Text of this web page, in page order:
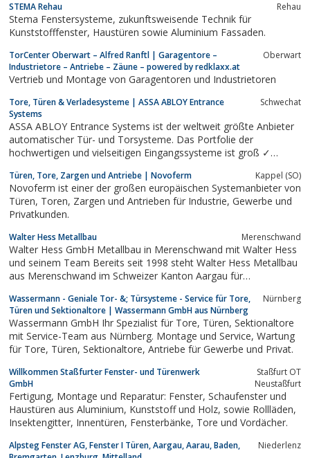
STEMA Rehau Rehau
Stema Fenstersysteme, zukunftsweisende Technik für
Kunststofffenster, Haustüren sowie Aluminium Fassaden.
TorCenter Oberwart – Alfred Ranftl | Garagentore –
Industrietore – Antriebe – Zäune – powered by redklaxx.at
Oberwart
Vertrieb und Montage von Garagentoren und Industrietoren
Tore, Türen & Verladesysteme | ASSA ABLOY Entrance
Systems
Schwechat
ASSA ABLOY Entrance Systems ist der weltweit größte Anbieter
automatischer Tür- und Torsysteme. Das Portfolie der
hochwertigen und vielseitigen Eingangssysteme ist groß ✓
✓ Service
Türen, Tore, Zargen und Antriebe | Novoferm Kappel (SO)
Novoferm ist einer der großen europäischen Systemanbieter von
Türen, Toren, Zargen und Antrieben für Industrie, Gewerbe und
Privatkunden.
Walter Hess Metallbau Merenschwand
Walter Hess GmbH Metallbau in Merenschwand mit Walter Hess
und seinem Team Bereits seit 1998 steht Walter Hess Metallbau
aus Merenschwand im Schweizer Kanton Aargau für
Glasfassaden, Wintergärten, Balkonanbauten, Brandschutztüren,
Türen und Fenster aus Stahl und Aluminium,...
Wassermann - Geniale Tor- &; Türsysteme - Service für Tore,
Türen und Sektionaltore | Wassermann GmbH aus Nürnberg
Nürnberg
Wassermann GmbH Ihr Spezialist für Tore, Türen, Sektionaltore
mit Service-Team aus Nürnberg. Montage und Service, Wartung
für Tore, Türen, Sektionaltore, Antriebe für Gewerbe und Privat.
Willkommen Staßfurter Fenster- und Türenwerk
GmbH
Staßfurt OT
Neustaßfurt
Fertigung, Montage und Reparatur: Fenster, Schaufenster und
Haustüren aus Aluminium, Kunststoff und Holz, sowie Rollläden,
Insektengitter, Innentüren, Fensterbänke, Tore und Vordächer.
Alpsteg Fenster AG, Fenster I Türen, Aargau, Aarau, Baden,
Niederlenz